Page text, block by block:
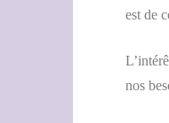
est de
nos